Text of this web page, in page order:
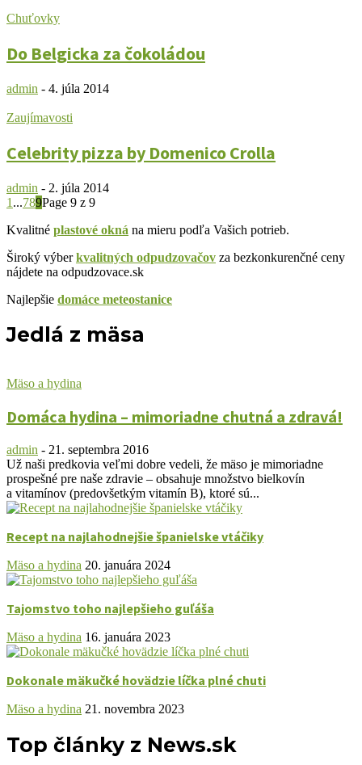
Chuťovky
Do Belgicka za čokoládou
admin - 4. júla 2014
Zaujímavosti
Celebrity pizza by Domenico Crolla
admin - 2. júla 2014
1 ...789Page 9 z 9
Kvalitné plastové okná na mieru podľa Vašich potrieb.
Široký výberkvalitných odpudzovačov za bezkonkurenčné ceny
nájdete na odpudzovace.sk
Najlepšie domáce meteostanice
Jedlá z mäsa
Mäso a hydina
Domáca hydina – mimoriadne chutná a zdravá!
admin - 21. septembra 2016
Už naši predkovia veľmi dobre vedeli, že mäso je mimoriadne
prospešné pre naše zdravie – obsahuje množstvo bielkovín
a vitamínov (predovšetkým vitamín B), ktoré sú...
Recept na najlahodnejšie španielske vtáčiky
Mäso a hydina 20. januára 2024
Tajomstvo toho najlepšieho guľáša
Mäso a hydina 16. januára 2023
Dokonale mäkučké hovädzie líčka plné chuti
Mäso a hydina 21. novembra 2023
Top články z News.sk